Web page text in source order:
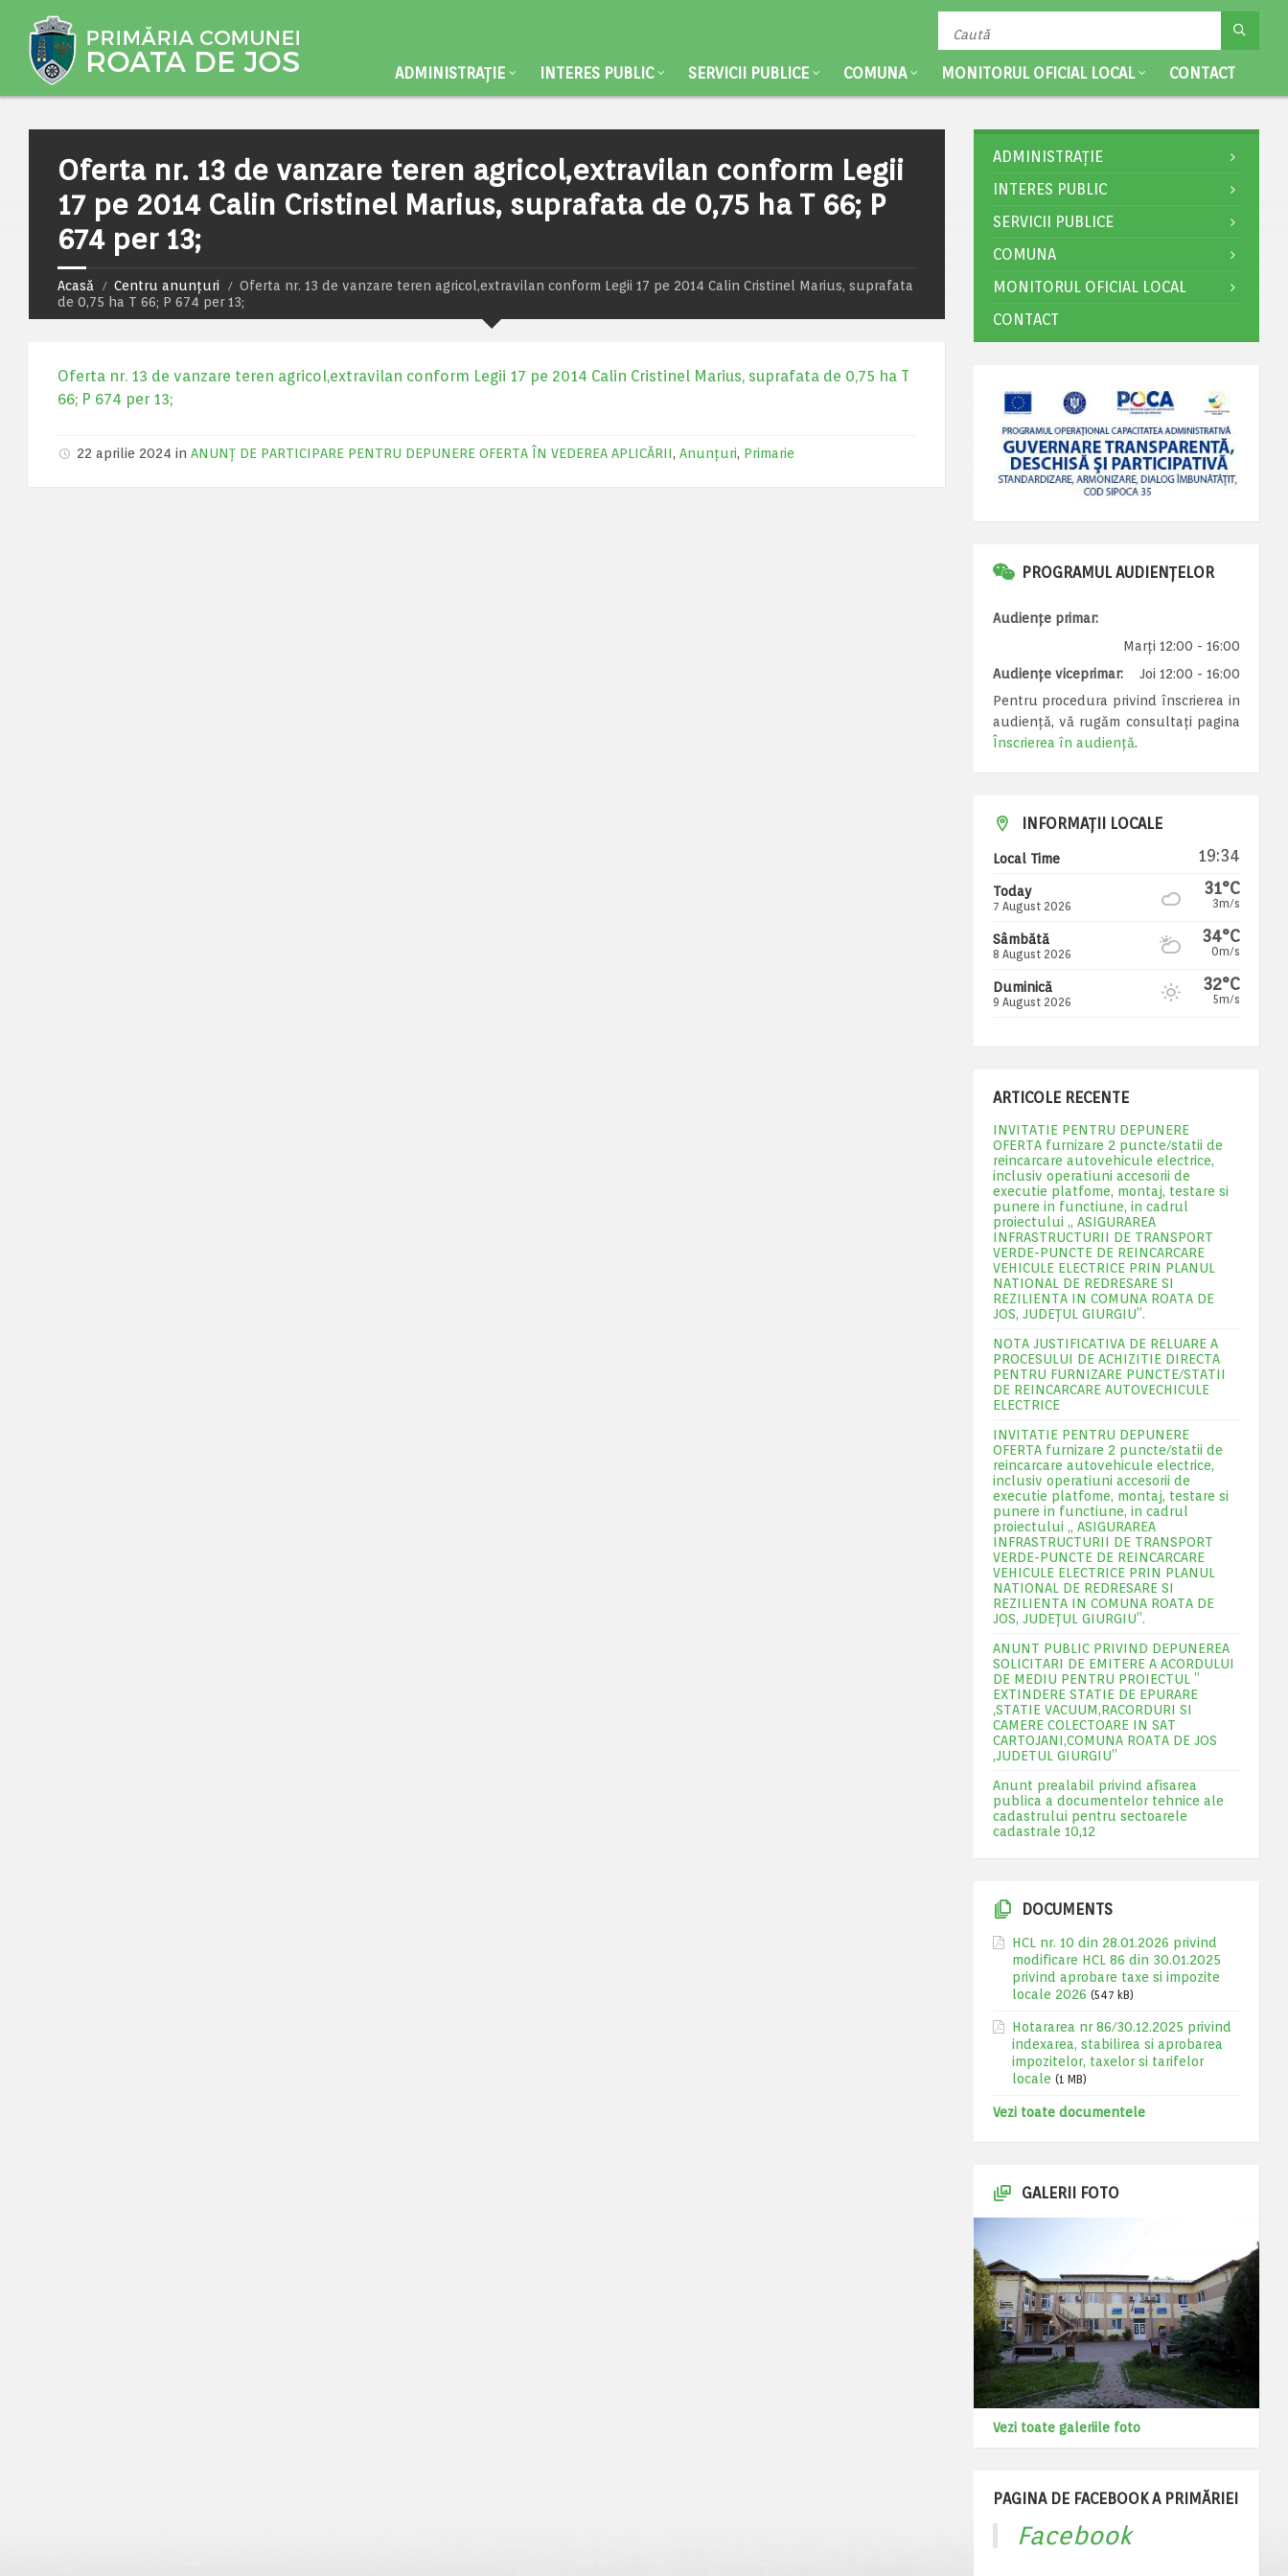
ADMINISTRAȚIE INTERES PUBLIC SERVICII PUBLICE COMUNA MONITORUL OFICIAL LOCAL CONTACT
Oferta nr. 13 de vanzare teren agricol,extravilan conform Legii
17 pe 2014 Calin Cristinel Marius, suprafata de 0,75 ha T 66; P
674 per 13;
Acasă Centru anunțuri
Oferta nr. 13 de vanzare teren agricol,extravilan conform Legii 17 pe 2014 Calin Cristinel Marius, suprafata
de 0,75 ha T 66; P 674 per 13;
Oferta nr. 13 de vanzare teren agricol,extravilan conform Legii 17 pe 2014 Calin Cristinel Marius, suprafata de 0,75 ha T
66; P 674 per 13;
22 aprilie 2024 in ANUNȚ DE PARTICIPARE PENTRU DEPUNERE OFERTA ÎN VEDEREA APLICĂRII, Anunțuri, Primarie
ADMINISTRAȚIE
INTERES PUBLIC
SERVICII PUBLICE
COMUNA
MONITORUL OFICIAL LOCAL
CONTACT
PROGRAMUL AUDIENȚELOR
Audiențe primar:
Marți 12:00 - 16:00
Audiențe viceprimar:
Joi 12:00 - 16:00
Pentru procedura privind înscrierea in
audiență, vă rugăm consultați pagina
Înscrierea în audiență.
INFORMAȚII LOCALE
Local Time 19:34
Today
7 August 2026
31°C
3m/s
Sâmbătă
8 August 2026
34°C
0m/s
Duminică
9 August 2026
32°C
5m/s
ARTICOLE RECENTE
INVITATIE PENTRU DEPUNERE
OFERTA furnizare 2 puncte/statii de
reincarcare autovehicule electrice,
inclusiv operatiuni accesorii de
executie platfome, montaj, testare si
punere in functiune, in cadrul
proiectului „ ASIGURAREA
INFRASTRUCTURII DE TRANSPORT
VERDE-PUNCTE DE REINCARCARE
VEHICULE ELECTRICE PRIN PLANUL
NATIONAL DE REDRESARE SI
REZILIENTA IN COMUNA ROATA DE
JOS, JUDEŢUL GIURGIU”.
NOTA JUSTIFICATIVA DE RELUARE A
PROCESULUI DE ACHIZITIE DIRECTA
PENTRU FURNIZARE PUNCTE/STATII
DE REINCARCARE AUTOVECHICULE
ELECTRICE
INVITATIE PENTRU DEPUNERE
OFERTA furnizare 2 puncte/statii de
reincarcare autovehicule electrice,
inclusiv operatiuni accesorii de
executie platfome, montaj, testare si
punere in functiune, in cadrul
proiectului „ ASIGURAREA
INFRASTRUCTURII DE TRANSPORT
VERDE-PUNCTE DE REINCARCARE
VEHICULE ELECTRICE PRIN PLANUL
NATIONAL DE REDRESARE SI
REZILIENTA IN COMUNA ROATA DE
JOS, JUDEŢUL GIURGIU”.
ANUNT PUBLIC PRIVIND DEPUNEREA
SOLICITARI DE EMITERE A ACORDULUI
DE MEDIU PENTRU PROIECTUL ”
EXTINDERE STATIE DE EPURARE
,STATIE VACUUM,RACORDURI SI
CAMERE COLECTOARE IN SAT
CARTOJANI,COMUNA ROATA DE JOS
,JUDETUL GIURGIU”
Anunt prealabil privind afisarea
publica a documentelor tehnice ale
cadastrului pentru sectoarele
cadastrale 10,12
DOCUMENTS
HCL nr. 10 din 28.01.2026 privind
modificare HCL 86 din 30.01.2025
privind aprobare taxe si impozite
locale 2026 (547 kB)
Hotararea nr 86/30.12.2025 privind
indexarea, stabilirea si aprobarea
impozitelor, taxelor si tarifelor
locale (1 MB)
Vezi toate documentele
GALERII FOTO
Vezi toate galeriile foto
PAGINA DE FACEBOOK A PRIMĂRIEI
Facebook